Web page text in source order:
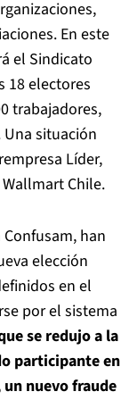
En este
el Sindicato
18 electores
trabajadores,
situación
Líder,
Chile.
han
elección
en el
por el sistema
se redujo a la
participante en
nuevo fraude